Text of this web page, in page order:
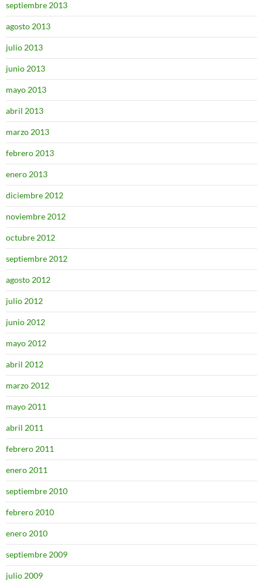
septiembre 2013
agosto 2013
julio 2013
junio 2013
mayo 2013
abril 2013
marzo 2013
febrero 2013
enero 2013
diciembre 2012
noviembre 2012
octubre 2012
septiembre 2012
agosto 2012
julio 2012
junio 2012
mayo 2012
abril 2012
marzo 2012
mayo 2011
abril 2011
febrero 2011
enero 2011
septiembre 2010
febrero 2010
enero 2010
septiembre 2009
julio 2009